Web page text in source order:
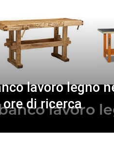
lavoro legno
ore di ricerca